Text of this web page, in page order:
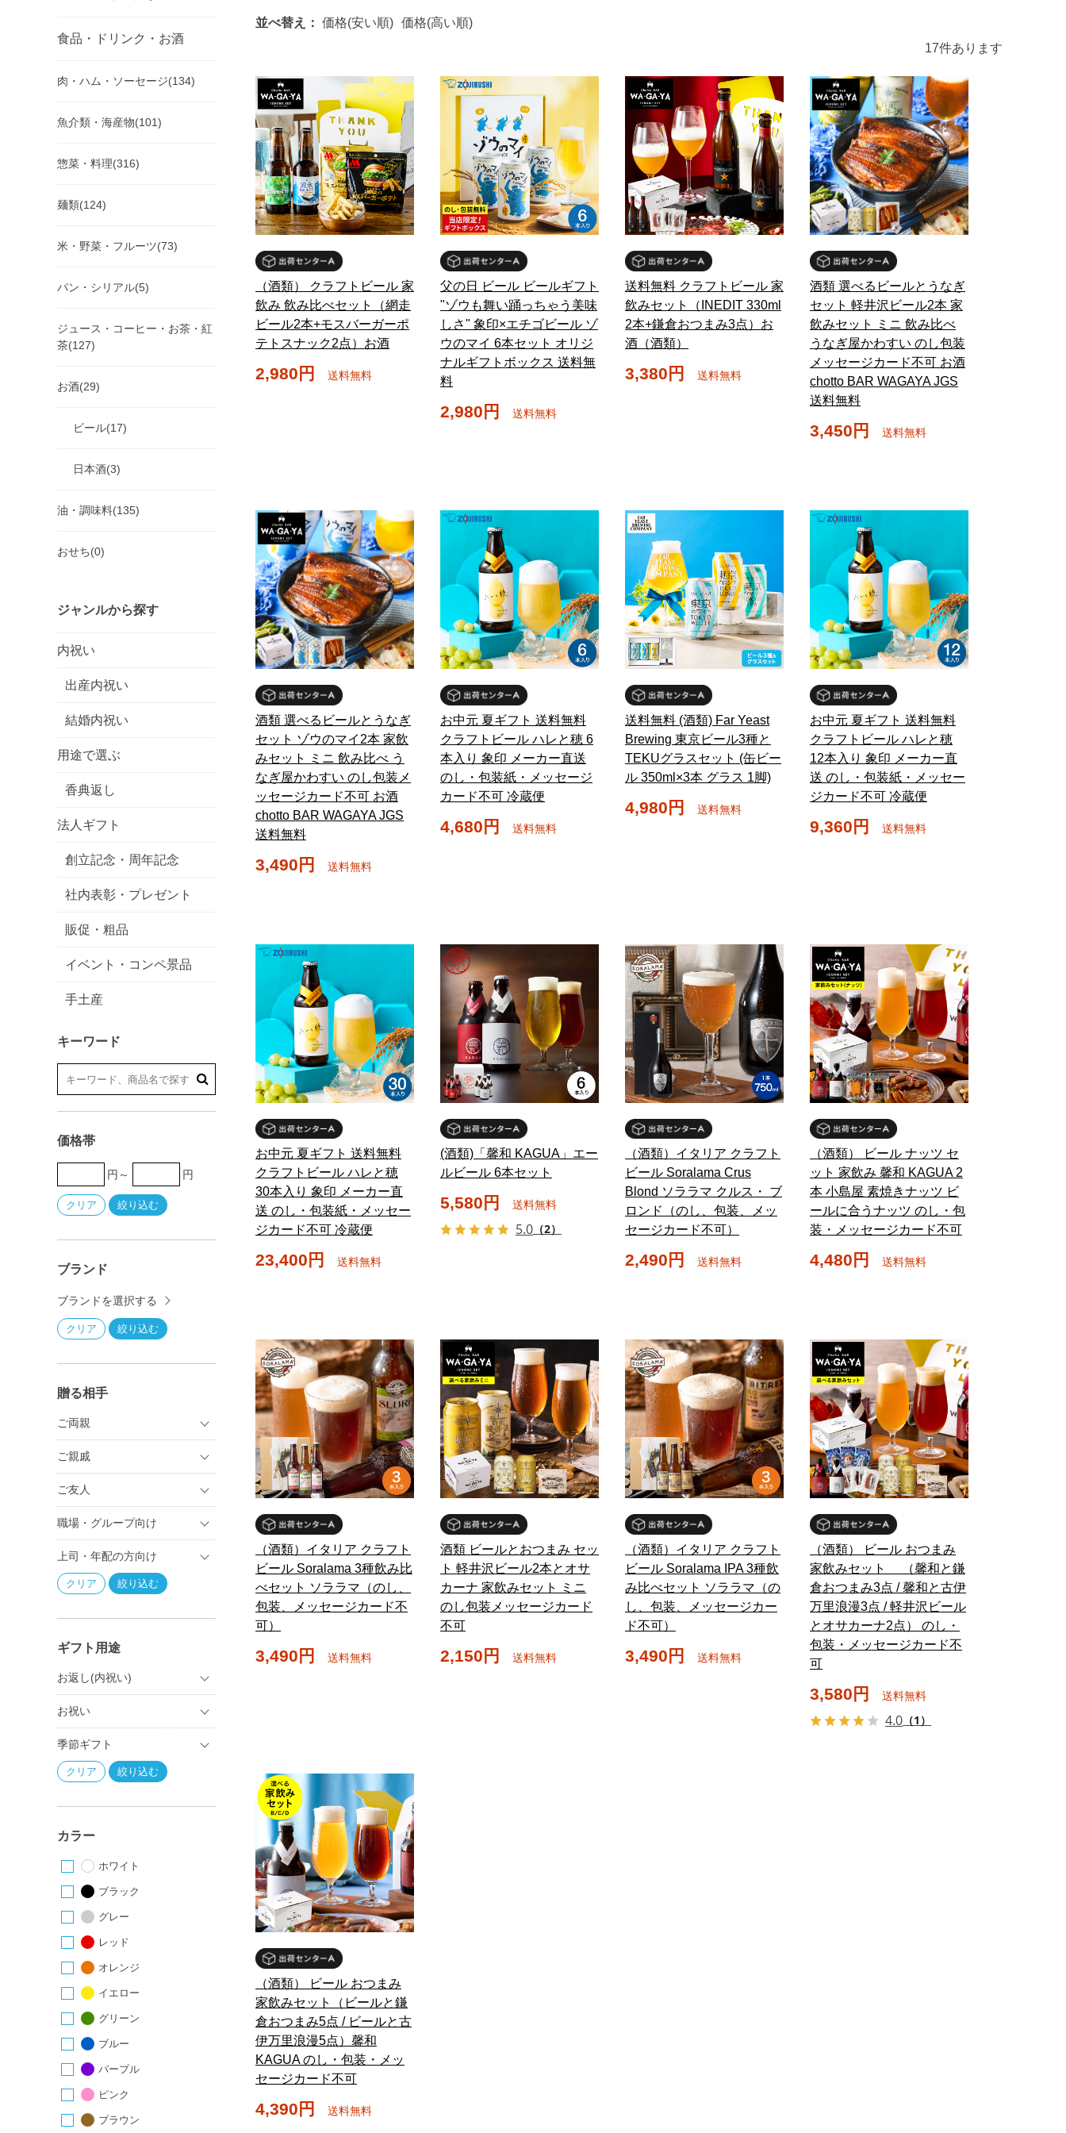
食品・ドリンク・お酒
肉・ハム・ソーセージ(134)
魚介類・海産物(101)
惣菜・料理(316)
麺類(124)
米・野菜・フルーツ(73)
パン・シリアル(5)
ジュース・コーヒー・お茶・紅
茶(127)
お酒(29)
ビール(17)
日本酒(3)
油・調味料(135)
おせち(0)
ジャンルから探す
内祝い
出産内祝い
結婚内祝い
用途で選ぶ
香典返し
法人ギフト
創立記念・周年記念
社内表彰・プレゼント
販促・粗品
イベント・コンペ景品
手土産
キーワード
価格帯
円～ 円
ブランド
ブランドを選択する
贈る相手
ご両親
ご親戚
ご友人
職場・グループ向け
上司・年配の方向け
ギフト用途
お返し(内祝い)
お祝い
季節ギフト
カラー
ホワイト
ブラック
グレー
レッド
オレンジ
イエロー
グリーン
ブルー
パープル
ピンク
ブラウン
並べ替え： 価格(安い順) 価格(高い順)
17件あります
（酒類） クラフトビール 家
飲み 飲み比べセット（網走
ビール2本+モスバーガーポ
テトスナック2点）お酒
2,980円 送料無料
父の日 ビール ビールギフト
"ゾウも舞い踊っちゃう美味
しさ" 象印×エチゴビール ゾ
ウのマイ 6本セット オリジ
ナルギフトボックス 送料無
料
2,980円 送料無料
送料無料 クラフトビール 家
飲みセット（INEDIT 330ml
2本+鎌倉おつまみ3点）お
酒（酒類）
3,380円 送料無料
酒類 選べるビールとうなぎ
セット 軽井沢ビール2本 家
飲みセット ミニ 飲み比べ
うなぎ屋かわすい のし包装
メッセージカード不可 お酒
chotto BAR WAGAYA JGS
送料無料
3,450円 送料無料
酒類 選べるビールとうなぎ
セット ゾウのマイ2本 家飲
みセット ミニ 飲み比べ う
なぎ屋かわすい のし包装メ
ッセージカード不可 お酒
chotto BAR WAGAYA JGS
送料無料
3,490円 送料無料
お中元 夏ギフト 送料無料
クラフトビール ハレと穂 6
本入り 象印 メーカー直送
のし・包装紙・メッセージ
カード不可 冷蔵便
4,680円 送料無料
送料無料 (酒類) Far Yeast
Brewing 東京ビール3種と
TEKUグラスセット (缶ビー
ル 350ml×3本 グラス 1脚)
4,980円 送料無料
お中元 夏ギフト 送料無料
クラフトビール ハレと穂
12本入り 象印 メーカー直
送 のし・包装紙・メッセー
ジカード不可 冷蔵便
9,360円 送料無料
お中元 夏ギフト 送料無料
クラフトビール ハレと穂
30本入り 象印 メーカー直
送 のし・包装紙・メッセー
ジカード不可 冷蔵便
23,400円 送料無料
(酒類)「馨和 KAGUA」エー
ルビール 6本セット
5,580円 送料無料
5.0 （2）
（酒類）イタリア クラフト
ビール Soralama Crus
Blond ソララマ クルス・ ブ
ロンド（のし、包装、メッ
セージカード不可）
2,490円 送料無料
（酒類） ビール ナッツ セ
ット 家飲み 馨和 KAGUA 2
本 小島屋 素焼きナッツ ビ
ールに合うナッツ のし・包
装・メッセージカード不可
4,480円 送料無料
（酒類）イタリア クラフト
ビール Soralama 3種飲み比
べセット ソララマ（のし、
包装、メッセージカード不
可）
3,490円 送料無料
酒類 ビールとおつまみ セッ
ト 軽井沢ビール2本とオサ
カーナ 家飲みセット ミニ
のし包装メッセージカード
不可
2,150円 送料無料
（酒類）イタリア クラフト
ビール Soralama IPA 3種飲
み比べセット ソララマ（の
し、包装、メッセージカー
ド不可）
3,490円 送料無料
（酒類） ビール おつまみ
家飲みセット （馨和と鎌
倉おつまみ3点 / 馨和と古伊
万里浪漫3点 / 軽井沢ビール
とオサカーナ2点） のし・
包装・メッセージカード不
可
3,580円 送料無料
4.0 （1）
（酒類） ビール おつまみ
家飲みセット（ビールと鎌
倉おつまみ5点 / ビールと古
伊万里浪漫5点）馨和
KAGUA のし・包装・メッ
セージカード不可
4,390円 送料無料